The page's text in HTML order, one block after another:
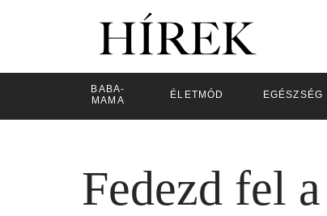
BABA-
MAMA
ÉLETMÓD EGÉSZSÉG
Fedezd fel